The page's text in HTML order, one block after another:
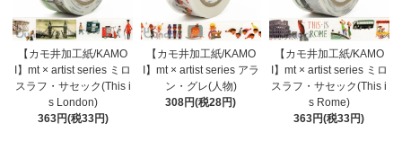
【カモ井加工紙/KAMO
I】mt × artist series ミロ
スラフ・サセック(This i
s London)
363円(税33円)
【カモ井加工紙/KAMO
I】mt × artist series アラ
ン・グレ(人物)
308円(税28円)
【カモ井加工紙/KAMO
I】mt × artist series ミロ
スラフ・サセック(This i
s Rome)
363円(税33円)